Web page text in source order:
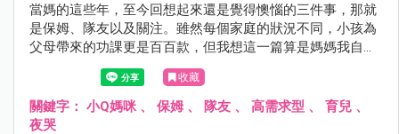
當媽的這些年，至今回想起來還是覺得懊惱的三件事，那就
是保姆、隊友以及關注。雖然每個家庭的狀況不同，小孩為
父母帶來的功課更是百百款，但我想這一篇算是媽媽我自己
的悔過書，或許能夠帶給正處於迷途中的家長們，一點小小
收藏
關鍵字： 小Q媽咪 、 保姆、 隊友 、 高需求型 、 育兒 、
夜哭